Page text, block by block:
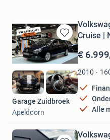
Bewaren
in
Mijn
Favorieten
Cruise |
€
2010
Alle
Garage Zuidbroek
Apeldoorn